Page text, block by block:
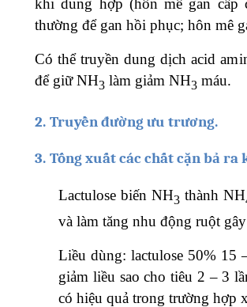
khi dung hợp (hôn mê gan cấp
thường để gan hồi phục; hôn mê
Có thể truyền dung dịch acid
để giữ NH3 làm giảm NH3 máu.
2. Truyền đường ưu trương.
3. Tống xuất các chất cặn bả ra
Lactulose biến NH3 thành NH
và làm tăng nhu động ruột
Liều dùng: lactulose 50% 15
giảm liều sao cho tiêu 2 – 3
có hiệu quả trong trường hợp